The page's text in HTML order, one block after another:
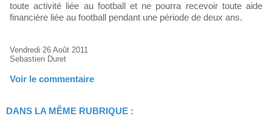
toute activité liée au football et ne pourra recevoir toute aide
financière liée au football pendant une période de deux ans.
Vendredi 26 Août 2011
Sebastien Duret
Voir le commentaire
DANS LA MÊME RUBRIQUE :